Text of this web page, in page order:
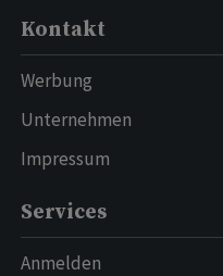
Kontakt
Werbung
Unternehmen
Impressum
Services
Anmelden